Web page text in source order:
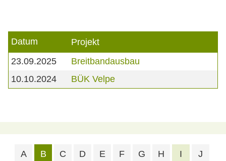
Datum
Projekt
23.09.2025
Breitbandausbau
10.10.2024
BÜK Velpe
A B C D E F G H I J